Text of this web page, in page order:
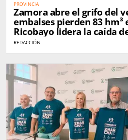
PROVINCIA
Zamora abre el grifo del
embalses pierden 83 hm³
Ricobayo lidera la caída
REDACCIÓN